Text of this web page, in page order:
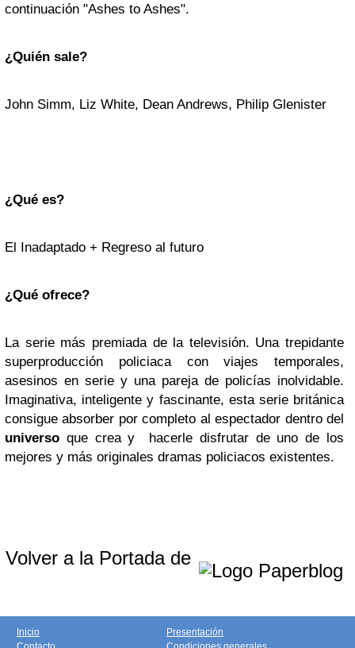
continuación "Ashes to Ashes".
¿Quién sale?
John Simm, Liz White, Dean Andrews, Philip Glenister
¿Qué es?
El Inadaptado + Regreso al futuro
¿Qué ofrece?
La serie más premiada de la televisión. Una trepidante
superproducción policiaca con viajes temporales,
asesinos en serie y una pareja de policías inolvidable.
Imaginativa, inteligente y fascinante, esta serie británica
consigue absorber por completo al espectador dentro del
universo que crea y hacerle disfrutar de uno de los
mejores y más originales dramas policiacos existentes.
Volver a la Portada de
Inicio
Presentación